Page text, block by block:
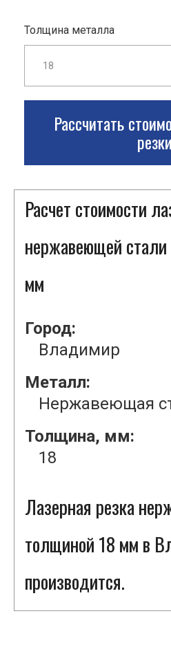
Толщина металла
Рассчитать
резки
Расчет стоимости
нержавеющей
мм
Город:
Владимир
Металл:
Нержавеющая
Толщина, мм:
18
Лазерная резка
толщиной 18 мм в
производится.